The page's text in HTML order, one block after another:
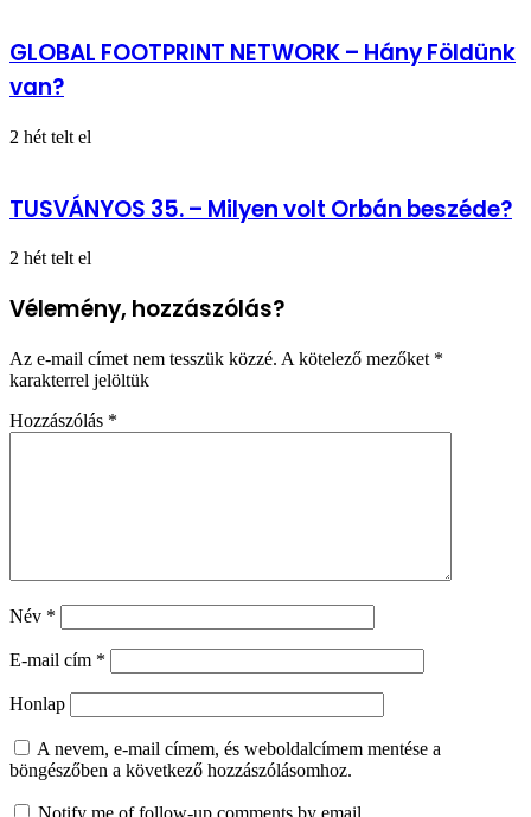
GLOBAL FOOTPRINT NETWORK – Hány Földünk
van?
2 hét telt el
TUSVÁNYOS 35. – Milyen volt Orbán beszéde?
2 hét telt el
Vélemény, hozzászólás?
Az e-mail címet nem tesszük közzé. A kötelező mezőket *
karakterrel jelöltük
Hozzászólás *
Név *
E-mail cím *
Honlap
A nevem, e-mail címem, és weboldalcímem mentése a
böngészőben a következő hozzászólásomhoz.
Notify me of follow-up comments by email.